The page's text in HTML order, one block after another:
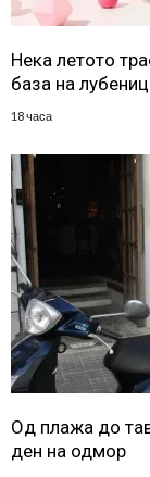
Нека летото
база на
18 часа
Од плажа до
ден на одмор